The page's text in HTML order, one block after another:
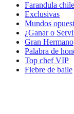
Farandula
Exclusivas
Mundos
¿Ganar o
Gran Hermano
Palabra de
Top chef VIP
Fiebre de baile